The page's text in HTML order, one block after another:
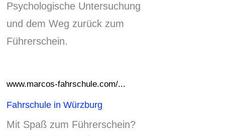
Psychologische Untersuchung
und dem Weg zurück zum
Führerschein.
www.marcos-fahrschule.com/...
Fahrschule in Würzburg
Mit Spaß zum Führerschein?